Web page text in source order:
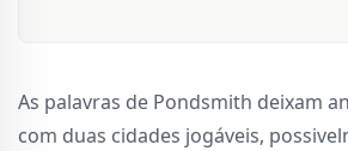
As palavras de Pondsmith deixam
com duas cidades jogáveis,